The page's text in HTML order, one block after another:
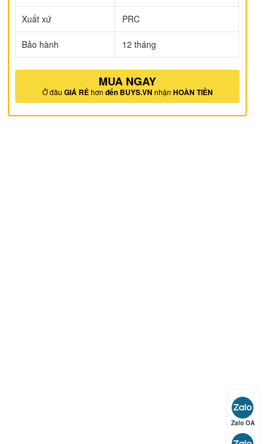
Xuất xứ PRC
Bảo hành 12 tháng
MUA NGAY
Ở đâu GIÁ RẺhơn đến BUYS.VN nhận HOÀN TIỀN
Zalo OA